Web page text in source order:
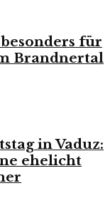
für
Brandnertal
in Vaduz:
ehelicht